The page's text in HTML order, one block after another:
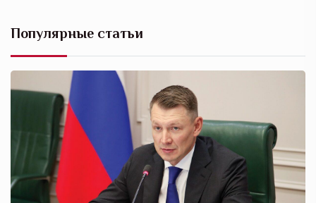
Популярные статьи